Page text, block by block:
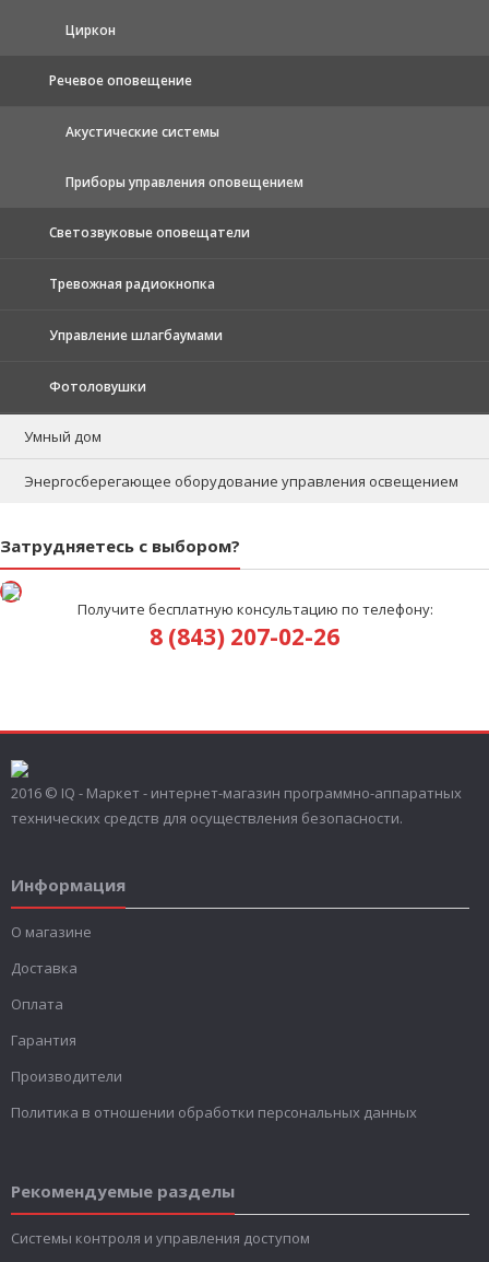
Циркон
Речевое оповещение
Акустические системы
Приборы управления оповещением
Светозвуковые оповещатели
Тревожная радиокнопка
Управление шлагбаумами
Фотоловушки
Умный дом
Энергосберегающее оборудование управления освещением
Затрудняетесь с выбором?
Получите бесплатную консультацию по телефону:
8 (843) 207-02-26
2016 © IQ - Маркет - интернет-магазин программно-аппаратных
технических средств для осуществления безопасности.
Информация
О магазине
Доставка
Оплата
Гарантия
Производители
Политика в отношении обработки персональных данных
Рекомендуемые разделы
Системы контроля и управления доступом